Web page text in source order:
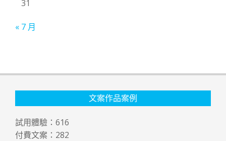
31
« 7 月
文案作品案例
試用體驗： 616
付費文案： 282